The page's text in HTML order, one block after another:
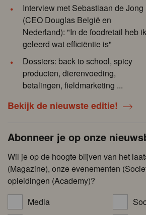
Interview met Sebastiaan de Jong
(CEO Douglas België en
Nederland): "In de foodretail heb ik
geleerd wat efficiëntie is"
Dossiers: back to school, spicy
producten, dierenvoeding,
betalingen, fieldmarketing ...
Bekijk de nieuwste editie!
Abonneer je op onze
Wil je op de hoogte blijven van het
(Magazine), onze evenementen
opleidingen (Academy)?
Media